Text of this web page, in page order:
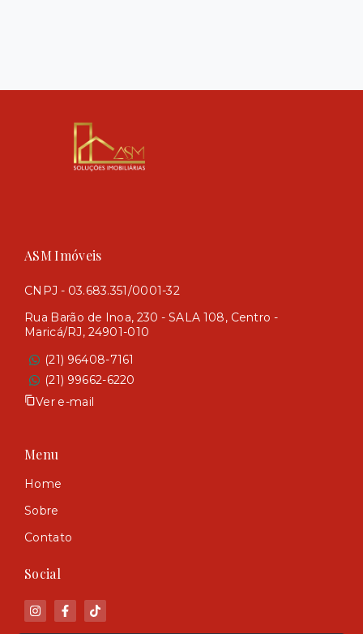
ASM Imóveis
CNPJ - 03.683.351/0001-32
Rua Barão de Inoa, 230 - SALA 108, Centro -
Maricá/RJ, 24901-010
(21) 96408-7161
(21) 99662-6220
Ver e-mail
Menu
Home
Sobre
Contato
Social